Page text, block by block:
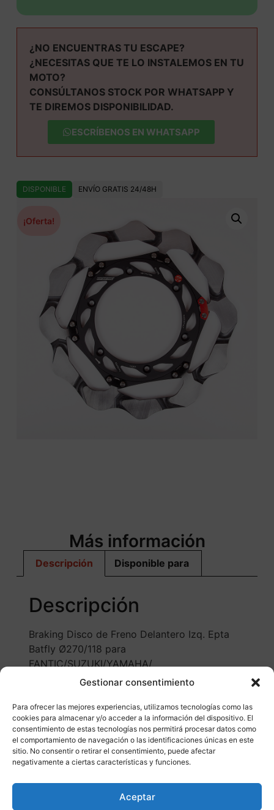
Gestionar consentimiento
Para ofrecer las mejores experiencias, utilizamos tecnologías como las
cookies para almacenar y/o acceder a la información del dispositivo. El
consentimiento de estas tecnologías nos permitirá procesar datos como
el comportamiento de navegación o las identificaciones únicas en este
sitio. No consentir o retirar el consentimiento, puede afectar
negativamente a ciertas características y funciones.
Aceptar
¿NO ENCUENTRAS TU ESCAPE?
¿NECESITAS QUE TE LO INSTALEMOS EN TU
MOTO?
CONSÚLTANOS STOCK POR WHATSAPP Y
TE DIREMOS DISPONIBILIDAD.
ESCRÍBENOS EN WHATSAPP
DISPONIBLE ENVÍO GRATIS 24/48H
¡Oferta!
Más información
Descripción Disponible para
Descripción
Braking Disco de Freno Delantero Izq. Epta
Batfly Ø270/118 para
FANTIC/SUZUKI/YAMAHA/
Otros productos